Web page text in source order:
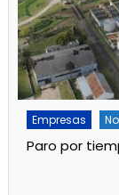
Empresas
Paro por